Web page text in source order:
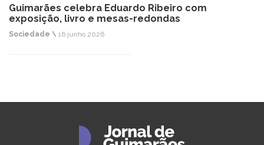
Guimarães celebra Eduardo Ribeiro com
exposição, livro e mesas-redondas
Sociedade \ 16 junho 2026